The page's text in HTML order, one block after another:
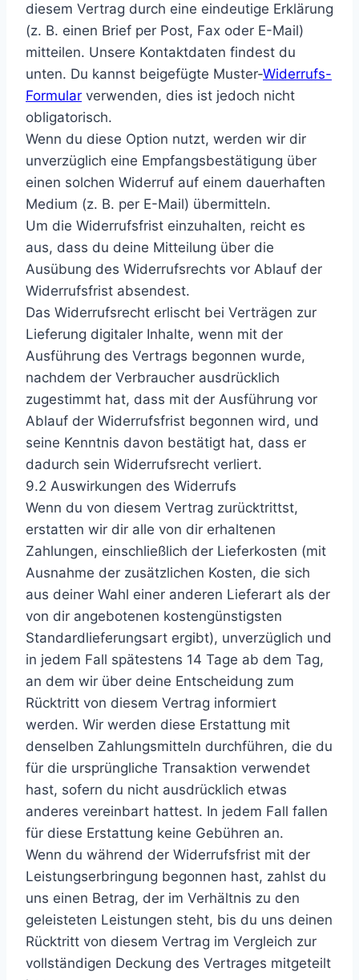
diesem Vertrag durch eine eindeutige Erklärung
(z. B. einen Brief per Post, Fax oder E-Mail)
mitteilen. Unsere Kontaktdaten findest du
unten. Du kannst beigefügte Muster-Widerrufs-
Formular verwenden, dies ist jedoch nicht
obligatorisch.
Wenn du diese Option nutzt, werden wir dir
unverzüglich eine Empfangsbestätigung über
einen solchen Widerruf auf einem dauerhaften
Medium (z. B. per E-Mail) übermitteln.
Um die Widerrufsfrist einzuhalten, reicht es
aus, dass du deine Mitteilung über die
Ausübung des Widerrufsrechts vor Ablauf der
Widerrufsfrist absendest.
Das Widerrufsrecht erlischt bei Verträgen zur
Lieferung digitaler Inhalte, wenn mit der
Ausführung des Vertrags begonnen wurde,
nachdem der Verbraucher ausdrücklich
zugestimmt hat, dass mit der Ausführung vor
Ablauf der Widerrufsfrist begonnen wird, und
seine Kenntnis davon bestätigt hat, dass er
dadurch sein Widerrufsrecht verliert.
9.2 Auswirkungen des Widerrufs
Wenn du von diesem Vertrag zurücktrittst,
erstatten wir dir alle von dir erhaltenen
Zahlungen, einschließlich der Lieferkosten (mit
Ausnahme der zusätzlichen Kosten, die sich
aus deiner Wahl einer anderen Lieferart als der
von dir angebotenen kostengünstigsten
Standardlieferungsart ergibt), unverzüglich und
in jedem Fall spätestens 14 Tage ab dem Tag,
an dem wir über deine Entscheidung zum
Rücktritt von diesem Vertrag informiert
werden. Wir werden diese Erstattung mit
denselben Zahlungsmitteln durchführen, die du
für die ursprüngliche Transaktion verwendet
hast, sofern du nicht ausdrücklich etwas
anderes vereinbart hattest. In jedem Fall fallen
für diese Erstattung keine Gebühren an.
Wenn du während der Widerrufsfrist mit der
Leistungserbringung begonnen hast, zahlst du
uns einen Betrag, der im Verhältnis zu den
geleisteten Leistungen steht, bis du uns deinen
Rücktritt von diesem Vertrag im Vergleich zur
vollständigen Deckung des Vertrages mitgeteilt